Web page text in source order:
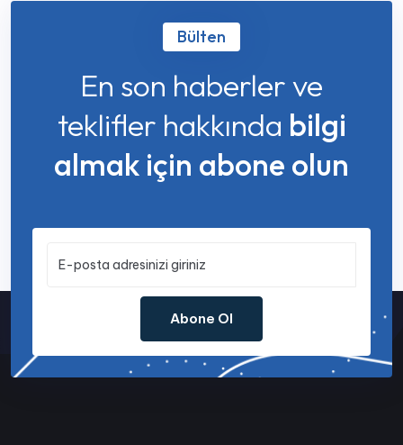
Bülten
En son haberler ve
teklifler hakkında bilgi
almak için abone olun
Abone Ol